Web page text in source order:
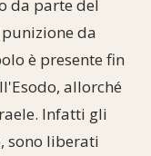
da parte del
da
è presente fin
allorché
Infatti gli
sono liberati